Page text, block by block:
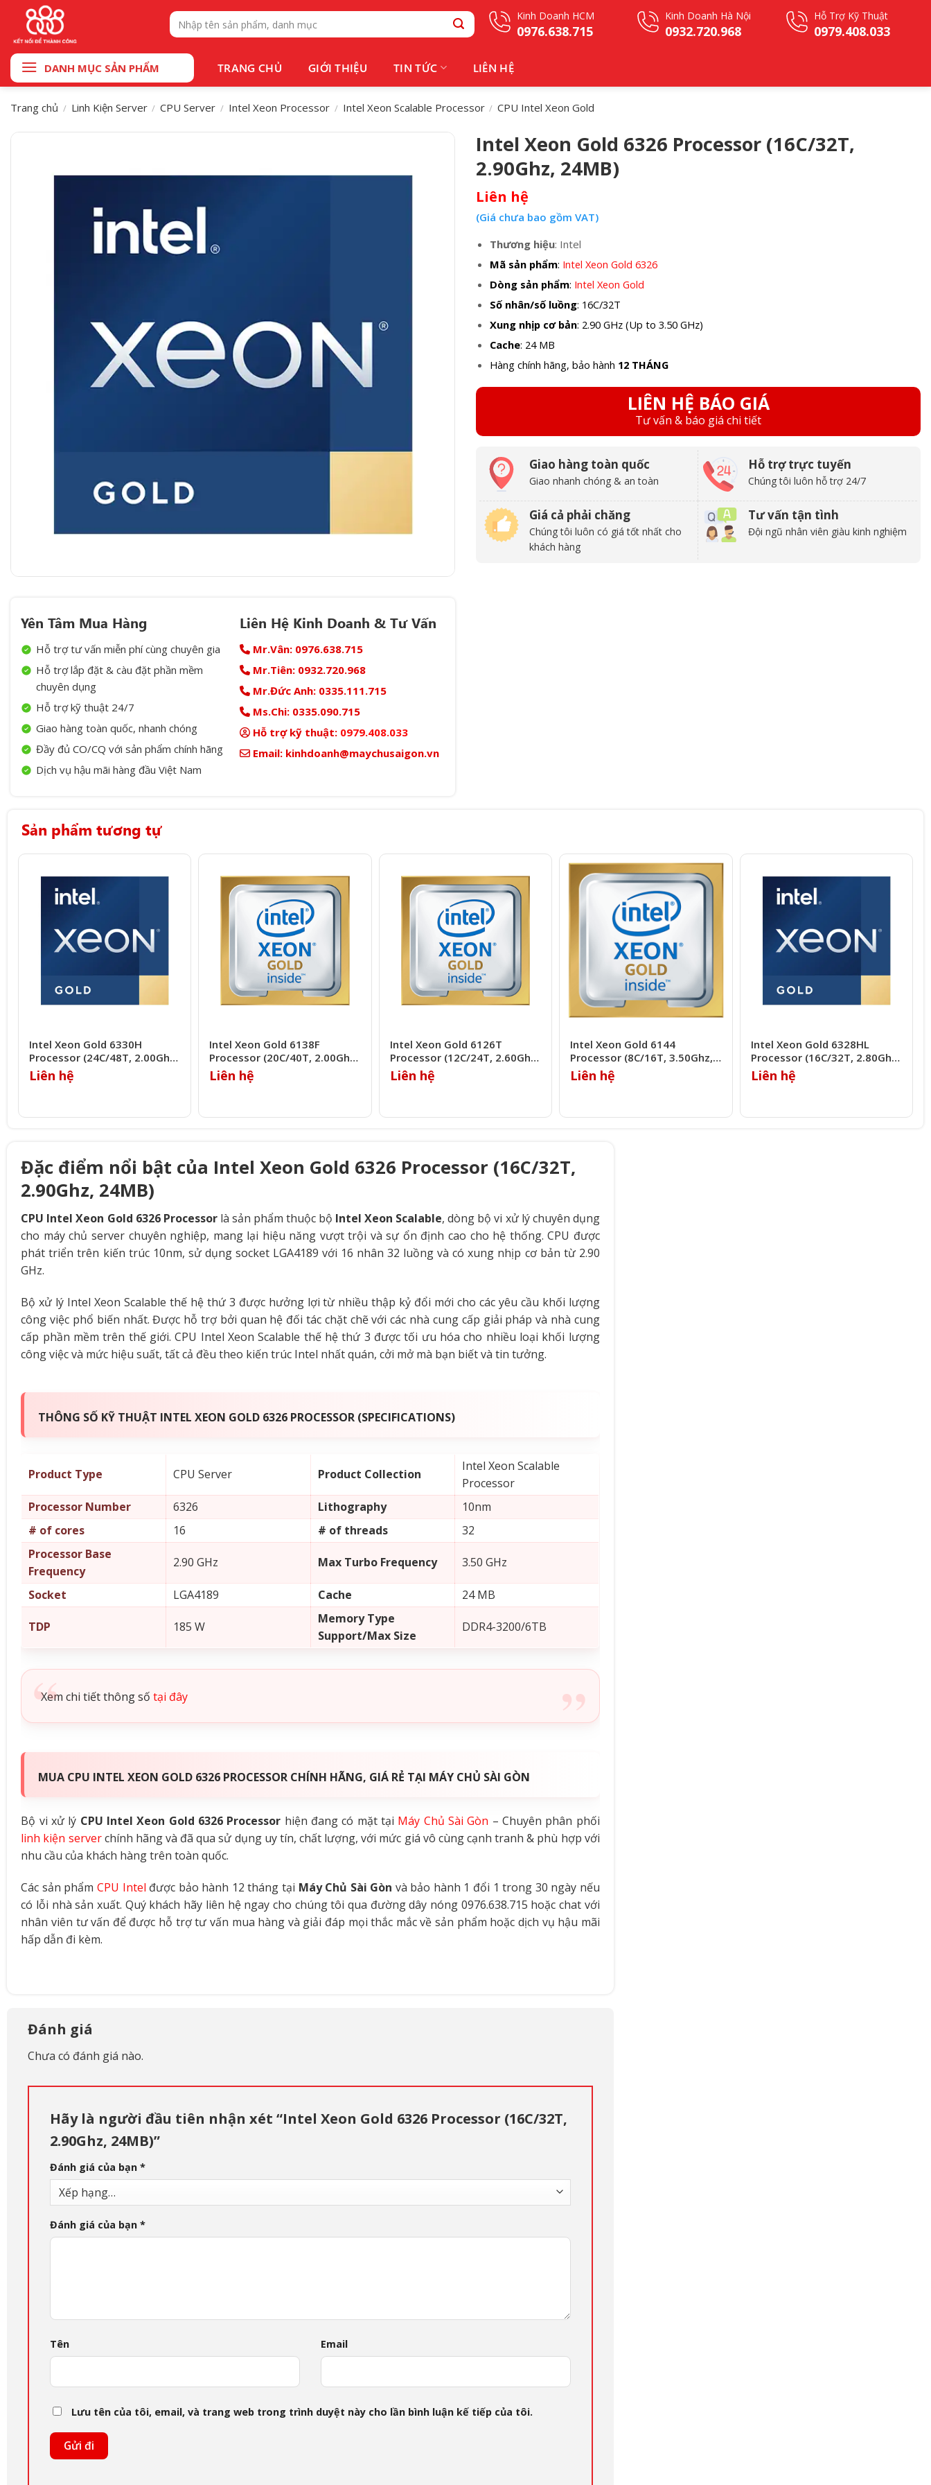
nội
dung
Tìm
kiếm:
Kinh Doanh HCM
0976.638.715
Kinh Doanh Hà Nội
0932.720.968
Hỗ Trợ Kỹ Thuật
0979.408.033
DANH MỤC SẢN PHẨM TRANG CHỦ GIỚI THIỆU TIN TỨC LIÊN HỆ
Trang chủ / Linh Kiện Server / CPU Server / Intel Xeon Processor / Intel Xeon Scalable Processor / CPU Intel Xeon Gold
Yên Tâm Mua Hàng
Hỗ trợ tư vấn miễn phí cùng chuyên gia
Hỗ trợ lắp đặt & càu đặt phần mềm
chuyên dụng
Hỗ trợ kỹ thuật 24/7
Giao hàng toàn quốc, nhanh chóng
Đầy đủ CO/CQ với sản phẩm chính hãng
Dịch vụ hậu mãi hàng đầu Việt Nam
Liên Hệ Kinh Doanh & Tư Vấn
Mr.Vân: 0976.638.715
Mr.Tiên: 0932.720.968
Mr.Đức Anh: 0335.111.715
Ms.Chi: 0335.090.715
Hỗ trợ kỹ thuật: 0979.408.033
Email: kinhdoanh@maychusaigon.vn
Intel Xeon Gold 6326 Processor (16C/32T,
2.90Ghz, 24MB)
Liên hệ
(Giá chưa bao gồm VAT)
Thương hiệu: Intel
Mã sản phẩm: Intel Xeon Gold 6326
Dòng sản phẩm: Intel Xeon Gold
Số nhân/số luồng: 16C/32T
Xung nhịp cơ bản: 2.90 GHz (Up to 3.50 GHz)
Cache: 24 MB
Hàng chính hãng, bảo hành 12 THÁNG
LIÊN HỆ BÁO GIÁ
Tư vấn & báo giá chi tiết
Giao hàng toàn quốc
Giao nhanh chóng & an toàn
Hỗ trợ trực tuyến
Chúng tôi luôn hỗ trợ 24/7
Giá cả phải chăng
Chúng tôi luôn có giá tốt nhất cho
khách hàng
Tư vấn tận tình
Đội ngũ nhân viên giàu kinh nghiệm
Sản phẩm tương tự
Intel Xeon Gold 6330H
Processor (24C/48T, 2.00Ghz,
33MB)
Liên hệ
Intel Xeon Gold 6138F
Processor (20C/40T, 2.00Ghz,
27.5MB)
Liên hệ
Intel Xeon Gold 6126T
Processor (12C/24T, 2.60Ghz,
19.25MB)
Liên hệ
Intel Xeon Gold 6144
Processor (8C/16T, 3.50Ghz,
24.75MB)
Liên hệ
Intel Xeon Gold 6328HL
Processor (16C/32T, 2.80Ghz,
22MB)
Liên hệ
Đặc điểm nổi bật của Intel Xeon Gold 6326 Processor (16C/32T,
2.90Ghz, 24MB)
CPU Intel Xeon Gold 6326 Processorlà sản phẩm thuộc bộ Intel Xeon Scalable, dòng bộ vi xử lý chuyên dụng
cho máy chủ server chuyên nghiệp, mang lại hiệu năng vượt trội và sự ổn định cao cho hệ thống. CPU được
phát triển trên kiến trúc 10nm, sử dụng socket LGA4189 với 16 nhân 32 luồng và có xung nhịp cơ bản từ 2.90
GHz.
Bộ xử lý Intel Xeon Scalable thế hệ thứ 3 được hưởng lợi từ nhiều thập kỷ đổi mới cho các yêu cầu khối lượng
công việc phổ biến nhất. Được hỗ trợ bởi quan hệ đối tác chặt chẽ với các nhà cung cấp giải pháp và nhà cung
cấp phần mềm trên thế giới. CPU Intel Xeon Scalable thế hệ thứ 3 được tối ưu hóa cho nhiều loại khối lượng
công việc và mức hiệu suất, tất cả đều theo kiến ​​trúc Intel nhất quán, cởi mở mà bạn biết và tin tưởng.
THÔNG SỐ KỸ THUẬT INTEL XEON GOLD 6326 PROCESSOR (SPECIFICATIONS)
Product Type CPU Server Product Collection
Intel Xeon Scalable
Processor
Processor Number
6326 Lithography
10nm
# of cores
16 # of threads
32
Processor Base
Frequency
2.90 GHz Max Turbo Frequency 3.50 GHz
Socket LGA4189 Cache 24 MB
TDP 185 W
Memory Type
Support/Max Size
DDR4-3200/6TB
Xem chi tiết thông sốtại đây
MUA CPU INTEL XEON GOLD 6326 PROCESSOR CHÍNH HÃNG, GIÁ RẺ TẠI MÁY CHỦ SÀI GÒN
Bộ vi xử lý CPU Intel Xeon Gold 6326 Processor hiện đang có mặt tại Máy Chủ Sài Gòn – Chuyên phân phối
linh kiện serverchính hãng và đã qua sử dụng uy tín, chất lượng, với mức giá vô cùng cạnh tranh & phù hợp với
nhu cầu của khách hàng trên toàn quốc.
Các sản phẩmCPU Intel được bảo hành 12 tháng tại Máy Chủ Sài Gòn và bảo hành 1 đổi 1 trong 30 ngày nếu
có lỗi nhà sản xuất. Quý khách hãy liên hệ ngay cho chúng tôi qua đường dây nóng 0976.638.715 hoặc chat với
nhân viên tư vấn để được hỗ trợ tư vấn mua hàng và giải đáp mọi thắc mắc về sản phẩm hoặc dịch vụ hậu mãi
hấp dẫn đi kèm.
Đánh giá
Chưa có đánh giá nào.
Hãy là người đầu tiên nhận xét “Intel Xeon Gold 6326 Processor (16C/32T,
2.90Ghz, 24MB)”
Đánh giá của bạn*
Đánh giá của bạn*
Tên Email
Lưu tên của tôi, email, và trang web trong trình duyệt này cho lần bình luận kế tiếp của tôi.